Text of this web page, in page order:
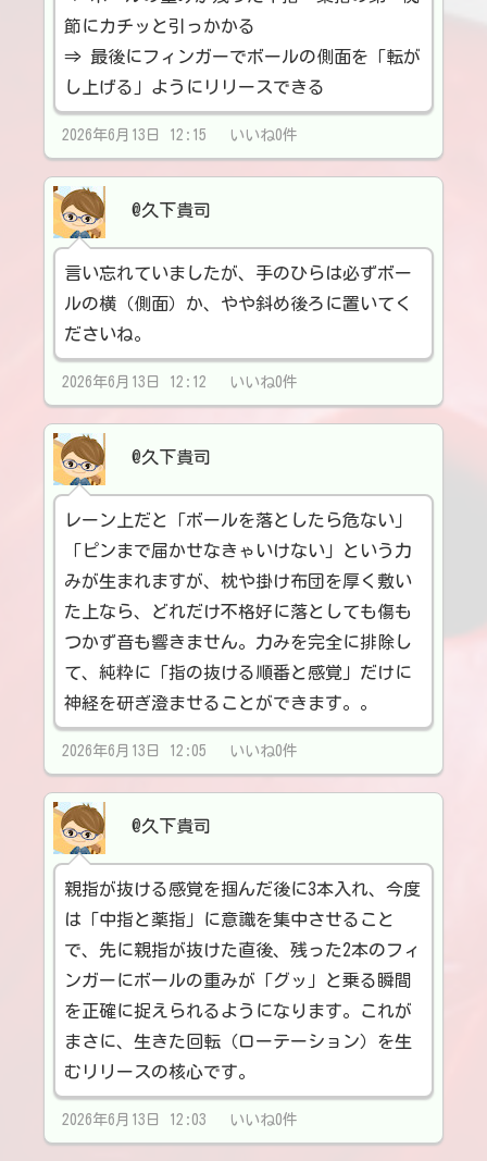
節にカチッと引っかかる
​⇒ 最後にフィンガーでボールの側面を「転が
し上げる」ようにリリースできる
2026年6月13日 12:15 いいね0件
@久下貴司
言い忘れていましたが、手のひらは必ずボー
ルの横（側面）か、やや斜め後ろに置いてく
ださいね。
2026年6月13日 12:12 いいね0件
@久下貴司
レーン上だと「ボールを落としたら危ない」
「ピンまで届かせなきゃいけない」という力
みが生まれますが、枕や掛け布団を厚く敷い
た上なら、どれだけ不格好に落としても傷も
つかず音も響きません。力みを完全に排除し
て、純粋に「指の抜ける順番と感覚」だけに
神経を研ぎ澄ませることができます。。
2026年6月13日 12:05 いいね0件
@久下貴司
親指が抜ける感覚を掴んだ後に3本入れ、今度
は「中指と薬指」に意識を集中させること
で、先に親指が抜けた直後、残った2本のフィ
ンガーにボールの重みが「グッ」と乗る瞬間
を正確に捉えられるようになります。これが
まさに、生きた回転（ローテーション）を生
むリリースの核心です。
2026年6月13日 12:03 いいね0件